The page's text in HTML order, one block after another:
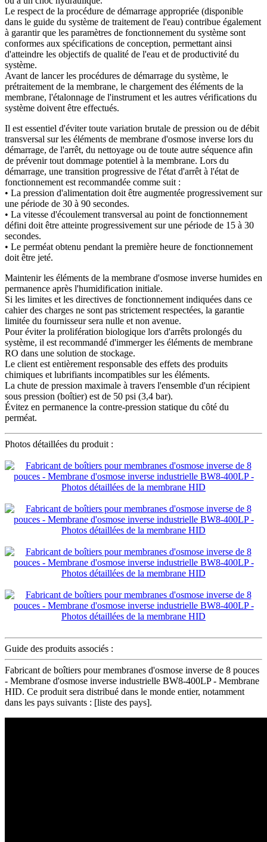
Le respect de la procédure de démarrage appropriée (disponible
dans le guide du système de traitement de l'eau) contribue également
à garantir que les paramètres de fonctionnement du système sont
conformes aux spécifications de conception, permettant ainsi
d'atteindre les objectifs de qualité de l'eau et de productivité du
système.
Avant de lancer les procédures de démarrage du système, le
prétraitement de la membrane, le chargement des éléments de la
membrane, l'étalonnage de l'instrument et les autres vérifications du
système doivent être effectués.
Il est essentiel d'éviter toute variation brutale de pression ou de débit
transversal sur les éléments de membrane d'osmose inverse lors du
démarrage, de l'arrêt, du nettoyage ou de toute autre séquence afin
de prévenir tout dommage potentiel à la membrane. Lors du
démarrage, une transition progressive de l'état d'arrêt à l'état de
fonctionnement est recommandée comme suit :
• La pression d'alimentation doit être augmentée progressivement sur
une période de 30 à 90 secondes.
• La vitesse d'écoulement transversal au point de fonctionnement
défini doit être atteinte progressivement sur une période de 15 à 30
secondes.
• Le perméat obtenu pendant la première heure de fonctionnement
doit être jeté.
Maintenir les éléments de la membrane d'osmose inverse humides en
permanence après l'humidification initiale.
Si les limites et les directives de fonctionnement indiquées dans ce
cahier des charges ne sont pas strictement respectées, la garantie
limitée du fournisseur sera nulle et non avenue.
Pour éviter la prolifération biologique lors d'arrêts prolongés du
système, il est recommandé d'immerger les éléments de membrane
RO dans une solution de stockage.
Le client est entièrement responsable des effets des produits
chimiques et lubrifiants incompatibles sur les éléments.
La chute de pression maximale à travers l'ensemble d'un récipient
sous pression (boîtier) est de 50 psi (3,4 bar).
Évitez en permanence la contre-pression statique du côté du
perméat.
Photos détaillées du produit :
Guide des produits associés :
Fabricant de boîtiers pour membranes d'osmose inverse de 8 pouces
- Membrane d'osmose inverse industrielle BW8-400LP - Membrane
HID. Ce produit sera distribué dans le monde entier, notamment
dans les pays suivants : [liste des pays].